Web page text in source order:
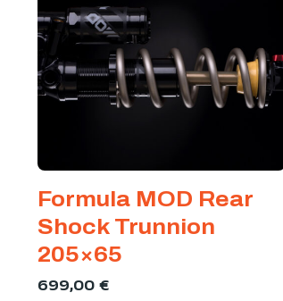
Formula MOD Rear
Shock Trunnion
205×65
699,00€